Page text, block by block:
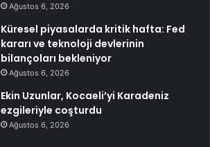
Ağustos 6, 2026
Küresel piyasalarda kritik hafta: Fed
kararı ve teknoloji devlerinin
bilançoları bekleniyor
Ağustos 6, 2026
Ekin Uzunlar, Kocaeli’yi Karadeniz
ezgileriyle coşturdu
Ağustos 6, 2026